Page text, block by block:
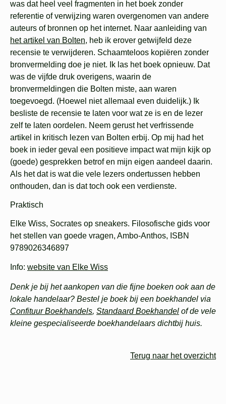
was dat heel veel fragmenten in het boek zonder
referentie of verwijzing waren overgenomen van andere
auteurs of bronnen op het internet. Naar aanleiding van
het artikel van Bolten, heb ik erover getwijfeld deze
recensie te verwijderen. Schaamteloos kopiëren zonder
bronvermelding doe je niet. Ik las het boek opnieuw. Dat
was de vijfde druk overigens, waarin de
bronvermeldingen die Bolten miste, aan waren
toegevoegd. (Hoewel niet allemaal even duidelijk.) Ik
besliste de recensie te laten voor wat ze is en de lezer
zelf te laten oordelen. Neem gerust het verfrissende
artikel in kritisch lezen van Bolten erbij. Op mij had het
boek in ieder geval een positieve impact wat mijn kijk op
(goede) gesprekken betrof en mijn eigen aandeel daarin.
Als het dat is wat die vele lezers ondertussen hebben
onthouden, dan is dat toch ook een verdienste.
Praktisch
Elke Wiss, Socrates op sneakers. Filosofische gids voor
het stellen van goede vragen, Ambo-Anthos, ISBN
9789026346897
Info: website van Elke Wiss
Denk je bij het aankopen van die fijne boeken ook aan de
lokale handelaar? Bestel je boek bij een boekhandel via
Confituur Boekhandels, Standaard Boekhandel of de vele
kleine gespecialiseerde boekhandelaars dichtbij huis.
Terug naar het overzicht